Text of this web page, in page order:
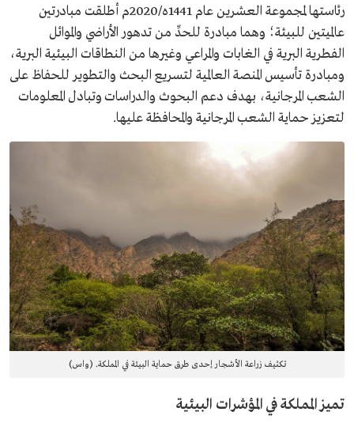
رئاستها لمجموعة العشرين عام 1441ه/2020م أطلقت مبادرتين
عالميتين للبيئة؛ وهما مبادرة للحدِّ من تدهور الأراضي والموائل
الفطرية البرية في الغابات والمراعي وغيرها من النطاقات البيئية البرية،
ومبادرة تأسيس المنصة العالمية لتسريع البحث والتطوير للحفاظ على
الشعب المرجانية، بهدف دعم البحوث والدراسات وتبادل المعلومات
لتعزيز حماية الشعب المرجانية والمحافظة عليها.
تكثيف زراعة الأشجار إحدى طرق حماية البيئة في المملكة. (واس)
تميز المملكة في المؤشرات البيئية